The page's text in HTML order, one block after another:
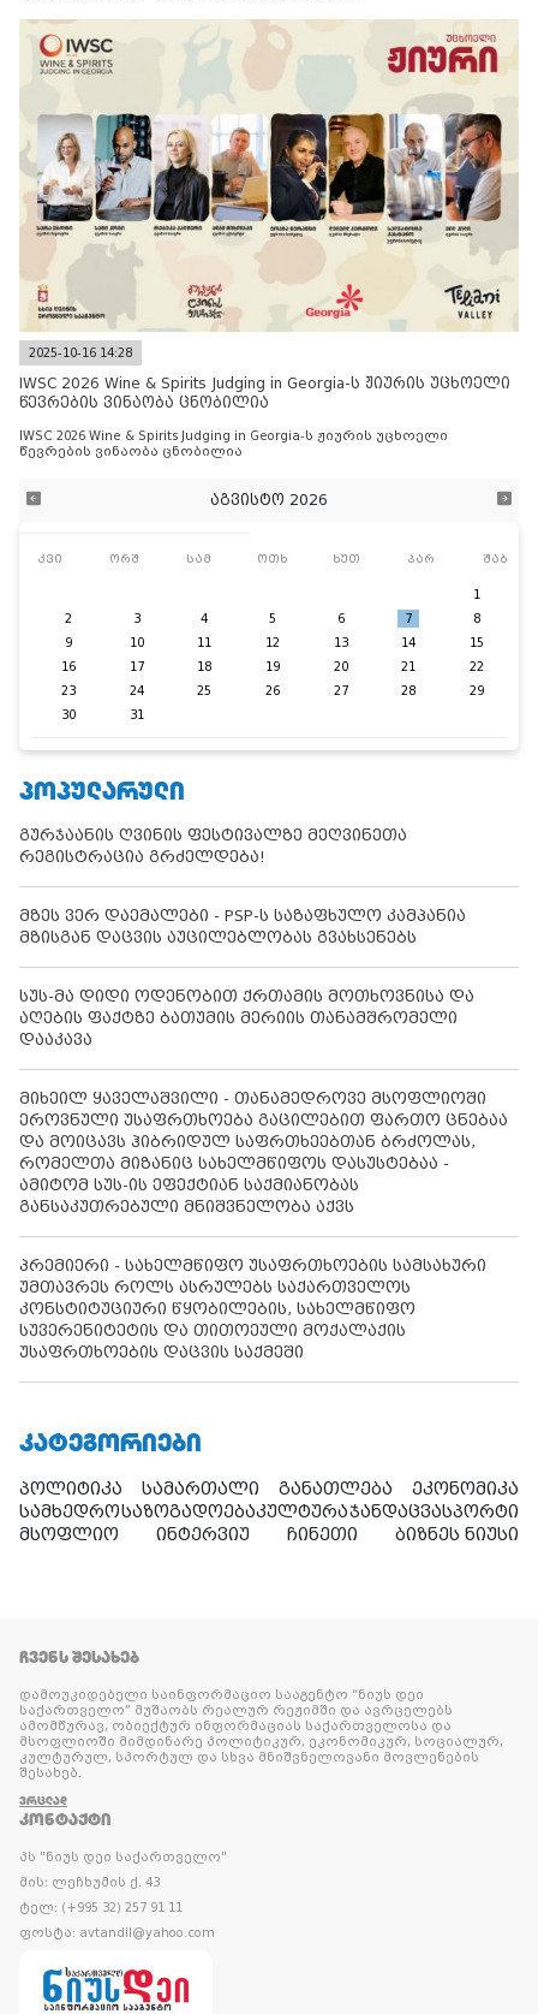
2025-10-16 14:28
IWSC 2026 Wine & Spirits Judging in Georgia-ს ჟიურის უცხოელი
წევრების ვინაობა ცნობილია
IWSC 2026 Wine & Spirits Judging in Georgia-ს ჟიურის უცხოელი
წევრების ვინაობა ცნობილია
აგვისტო 2026
კვი ორშ სამ ოთხ ხუთ პარ შაბ
1
2
3 4 5 6 7
8
9
10 11 12 13 14
15
16
17 18 19 20 21
22
23
24 25 26 27 28
29
30
31
ᲞᲝᲞᲣᲚᲐᲠᲣᲚᲘ
გურჯაანის ღვინის ფესტივალზე მეღვინეთა
რეგისტრაცია გრძელდება!
მზეს ვერ დაემალები - PSP-ს საზაფხულო კამპანია
მზისგან დაცვის აუცილებლობას გვახსენებს
სუს-მა დიდი ოდენობით ქრთამის მოთხოვნისა და
აღების ფაქტზე ბათუმის მერიის თანამშრომელი
დააკავა
მიხეილ ყაველაშვილი - თანამედროვე მსოფლიოში
ეროვნული უსაფრთხოება გაცილებით ფართო ცნებაა
და მოიცავს ჰიბრიდულ საფრთხეებთან ბრძოლას,
რომელთა მიზანიც სახელმწიფოს დასუსტებაა -
ამიტომ სუს-ის ეფექტიან საქმიანობას
განსაკუთრებული მნიშვნელობა აქვს
პრემიერი - სახელმწიფო უსაფრთხოების სამსახური
უმთავრეს როლს ასრულებს საქართველოს
კონსტიტუციური წყობილების, სახელმწიფო
სუვერენიტეტის და თითოეული მოქალაქის
უსაფრთხოების დაცვის საქმეში
ᲙᲐᲢᲔᲒᲝᲠᲘᲔᲑᲘ
პოლიტიკა სამართალი განათლება
ეკონომიკა
სამხედროსაზოგადოებაკულტურაჯანდაცვასპორტი
მსოფლიო
ინტერვიუ ჩინეთი ბიზნეს ნიუსი
ᲩᲕᲔᲜᲡ ᲨᲔᲡᲐᲮᲔᲑ
დამოუკიდებელი საინფორმაციო სააგენტო “ნიუს დეი
საქართველო” მუშაობს რეალურ რეჟიმში და ავრცელებს
ამომწურავ, ობიექტურ ინფორმაციას საქართველოსა და
მსოფლიოში მიმდინარე პოლიტიკურ, ეკონომიკურ, სოციალურ,
კულტურულ, სპორტულ და სხვა მნიშვნელოვანი მოვლენების
შესახებ.
ᲕᲠᲪᲚᲐᲓ
ᲙᲝᲜᲢᲐᲥᲢᲘ
პს "ნიუს დეი საქართველო"
მის: ლეჩხუმის ქ. 43
ტელ: (+995 32) 257 91 11
ფოსტა: avtandil@yahoo.com